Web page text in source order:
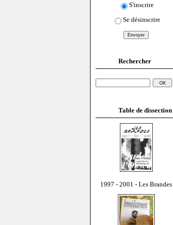
S'inscrire
Se désinscrire
Rechercher
Table de dissection
1997 - 2001 - Les Brandes